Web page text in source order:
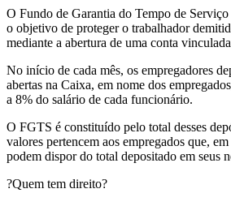
O Fundo de Garantia do Tempo de
o objetivo de proteger o trabalhador
mediante a abertura de uma conta
No início de cada mês, os empregadores
abertas na Caixa, em nome dos
a 8% do salário de cada funcionário.
O FGTS é constituído pelo total desses
valores pertencem aos empregados que,
podem dispor do total depositado em seus
?Quem tem direito?